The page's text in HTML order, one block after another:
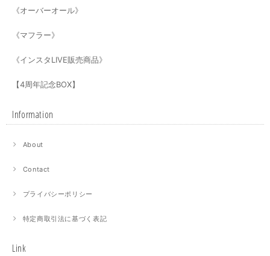
《オーバーオール》
《マフラー》
《インスタLIVE販売商品》
【4周年記念BOX】
Information
About
Contact
プライバシーポリシー
特定商取引法に基づく表記
Link